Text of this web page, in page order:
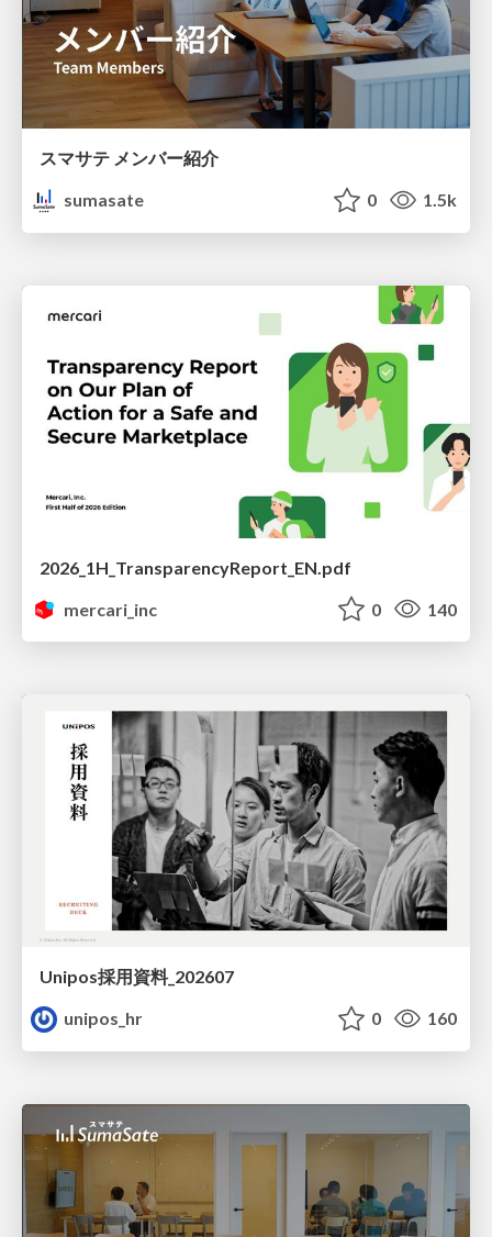
スマサテ メンバー紹介
sumasate
0 1.5k
2026_1H_TransparencyReport_EN.pdf
mercari_inc
0 140
Unipos採用資料_202607
unipos_hr
0 160